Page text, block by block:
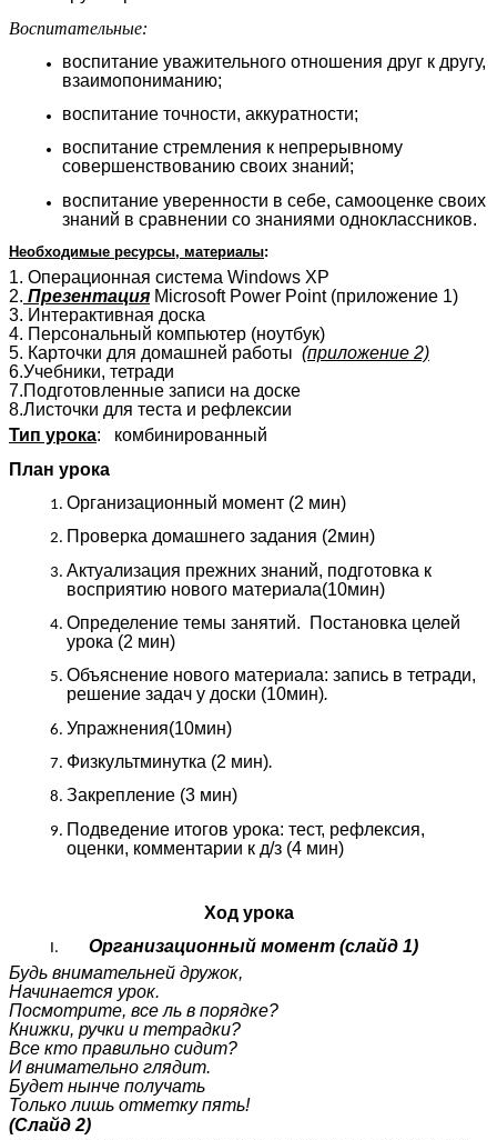
Воспитательные:
воспитание уважительного отношения друг к другу,
взаимопониманию;
воспитание точности, аккуратности;
воспитание стремления к непрерывному
совершенствованию своих знаний;
воспитание уверенности в себе, самооценке своих
знаний в сравнении со знаниями одноклассников.
Необходимые ресурсы, материалы:
1. Операционная система Windows XP
2. Презентация Microsoft Power Point (приложение 1)
3. Интерактивная доска
4. Персональный компьютер (ноутбук)
5. Карточки для домашней работы (приложение 2)
6.Учебники, тетради
7.Подготовленные записи на доске
8.Листочки для теста и рефлексии
Тип урока: комбинированный
План урока
Организационный момент (2 мин)
Проверка домашнего задания (2мин)
Актуализация прежних знаний, подготовка к
восприятию нового материала(10мин)
Определение темы занятий. Постановка целей
урока (2 мин)
Объяснение нового материала: запись в тетради,
решение задач у доски (10мин).
Упражнения(10мин)
Физкультминутка (2 мин).
Закрепление (3 мин)
Подведение итогов урока: тест, рефлексия,
оценки, комментарии к д/з (4 мин)
Ход урока
Организационный момент (слайд 1)
Будь внимательней дружок,
Начинается урок.
Посмотрите, все ль в порядке?
Книжки, ручки и тетрадки?
Все кто правильно сидит?
И внимательно глядит.
Будет нынче получать
Только лишь отметку пять!
(Слайд 2)